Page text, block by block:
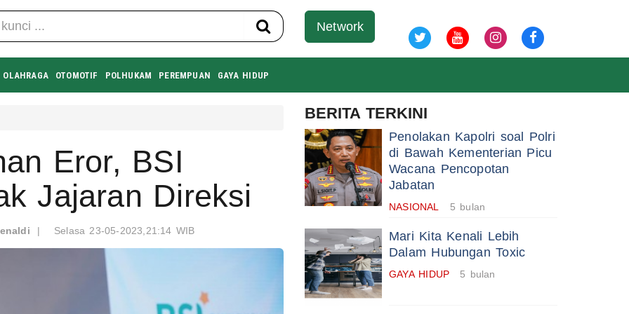
Network
OLAHRAGA OTOMOTIF POLHUKAM PEREMPUAN GAYA HIDUP
Eror, BSI
Jajaran Direksi
| Selasa 23-05-2023,21:14 WIB
BERITA TERKINI
Penolakan Kapolri soal Polri
di Bawah Kementerian Picu
Wacana Pencopotan
Jabatan
NASIONAL 5 bulan
Mari Kita Kenali Lebih
Dalam Hubungan Toxic
GAYA HIDUP 5 bulan